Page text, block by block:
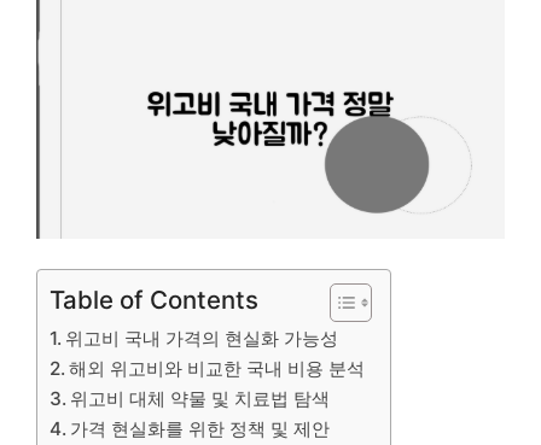
Table of Contents
위고비 국내 가격의 현실화 가능성
해외 위고비와 비교한 국내 비용 분석
위고비 대체 약물 및 치료법 탐색
가격 현실화를 위한 정책 및 제안